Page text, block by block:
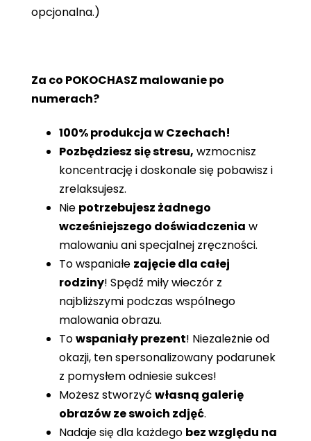
opcjonalna.)
Za co POKOCHASZ malowanie po
numerach?
100% produkcja w Czechach!
Pozbędziesz się stresu, wzmocnisz
koncentrację i doskonale się pobawisz i
zrelaksujesz.
Nie potrzebujesz żadnego
wcześniejszego doświadczenia w
malowaniu ani specjalnej zręczności.
To wspaniałe zajęcie dla całej
rodziny! Spędź miły wieczór z
najbliższymi podczas wspólnego
malowania obrazu.
Towspaniały prezent! Niezależnie od
okazji, ten spersonalizowany podarunek
z pomysłem odniesie sukces!
Możesz stworzyć własną galerię
obrazów ze swoich zdjęć.
Nadaje się dla każdego bez względu na